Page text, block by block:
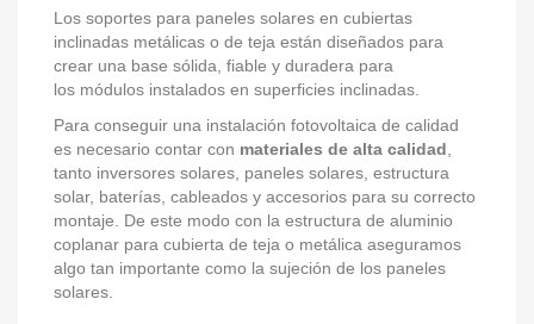
Los soportes para paneles solares en cubiertas
inclinadas metálicas o de teja están diseñados para
crear una base sólida, fiable y duradera para
los módulos instalados en superficies inclinadas.
Para conseguir una instalación fotovoltaica de calidad
es necesario contar con materiales de alta calidad
tanto inversores solares, paneles solares, estructura
solar, baterías, cableados y accesorios para su correcto
montaje. De este modo con la estructura de aluminio
coplanar para cubierta de teja o metálica aseguramos
algo tan importante como la sujeción de los paneles
solares.